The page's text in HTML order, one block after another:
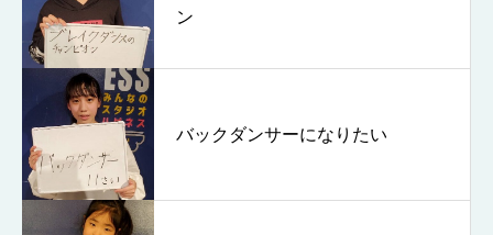
ン
バックダンサーになりたい